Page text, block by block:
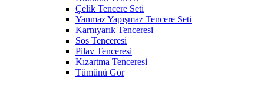
Çelik Tencere Seti
Yanmaz Yapışmaz Tencere Seti
Karnıyarık Tenceresi
Sos Tenceresi
Pilav Tenceresi
Kızartma Tenceresi
Tümünü Gör